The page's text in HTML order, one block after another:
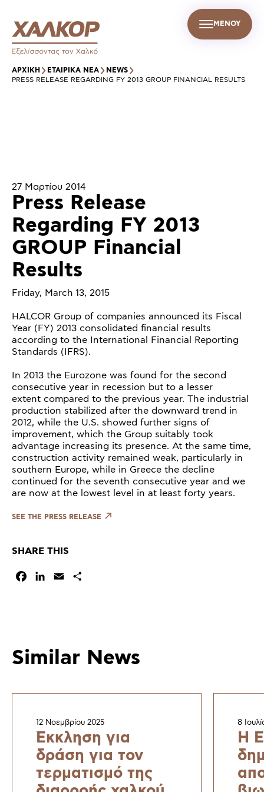
ΜΕΝΟΥ
GR
ΒΙΩΣΙΜΗ ΑΝΑΠΤΥΞΗ
ΑΡΧΙΚΉ ΕΤΑΙΡΙΚΑ ΝΕΑ
NEWS
PRESS RELEASE REGARDING FY 2013 GROUP FINANCIAL RESULTS
27 Μαρτίου 2014
Press Release
Regarding FY 2013
GROUP Financial
Results
Friday, March 13, 2015
HALCOR Group of companies announced its Fiscal
Year (FY) 2013 consolidated financial results
according to the International Financial Reporting
Standards (IFRS).
In 2013 the Eurozone was found for the second
consecutive year in recession but to a lesser
extent compared to the previous year. The industrial
production stabilized after the downward trend in
2012, while the U.S. showed further signs of
improvement, which the Group suitably took
advantage increasing its presence. At the same time,
construction activity remained weak, particularly in
southern Europe, while in Greece the decline
continued for the seventh consecutive year and we
are now at the lowest level in at least forty years.
SEE THE PRESS RELEASE
SHARE THIS
FacebookLinkedIn
Email
Similar News
12 Νοεμβρίου 2025
Έκκληση για
δράση για τον
τερματισμό της
8
H